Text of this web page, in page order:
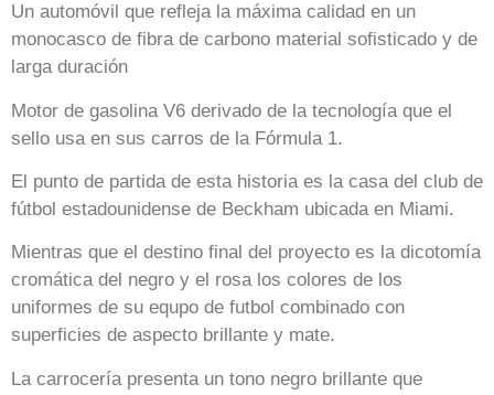
Un automóvil que refleja la máxima calidad en un
monocasco de fibra de carbono material sofisticado y de
larga duración
Motor de gasolina V6 derivado de la tecnología que el
sello usa en sus carros de la Fórmula 1.
El punto de partida de esta historia es la casa del club de
fútbol estadounidense de Beckham ubicada en Miami.
Mientras que el destino final del proyecto es la dicotomía
cromática del negro y el rosa los colores de los
uniformes de su equpo de futbol combinado con
superficies de aspecto brillante y mate.
La carrocería presenta un tono negro brillante que